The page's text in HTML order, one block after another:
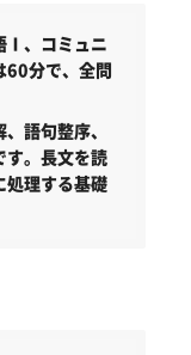
Ⅰ、コミュニ
60分で、全問
語句整序、
す。長文を読
処理する基礎